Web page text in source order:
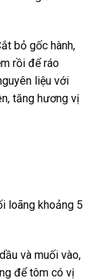
bỏ gốc hành,
rồi để ráo
liệu với
tăng hương vị
loãng khoảng 5
và muối vào,
để tôm có vị